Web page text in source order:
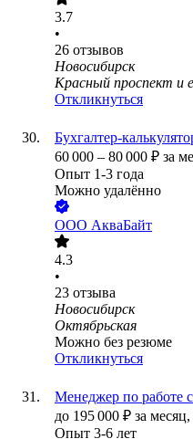
3.7
•
26 отзывов
Новосибирск
Красный проспект и
Откликнуться
Бухгалтер-
60 000 – 80 000 ₽ за
Опыт 1-3 года
Можно удалённо
ООО АкваБайт
4.3
•
23 отзыва
Новосибирск
Октябрьская
Можно без резюме
Откликнуться
Менеджер по
до 195 000 ₽ за месяц,
Опыт 3-6 лет